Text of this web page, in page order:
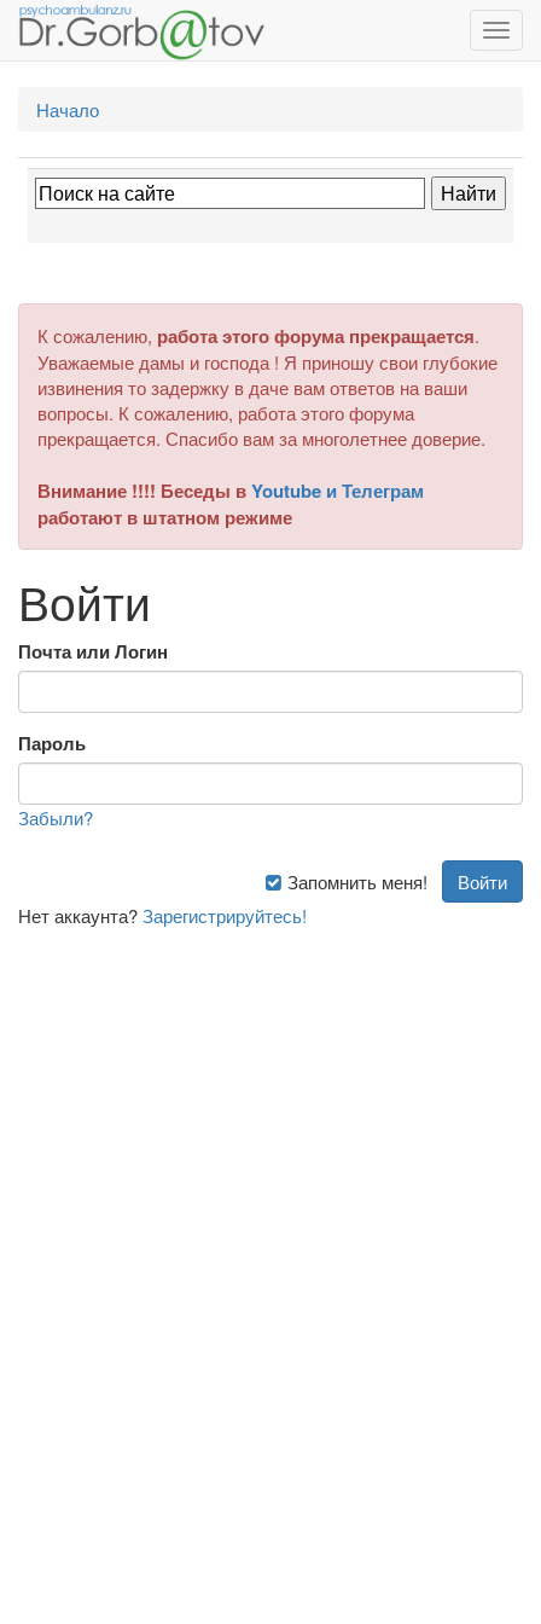
Начало
К сожалению, работа этого форума прекращается.
Уважаемые дамы и господа ! Я приношу свои глубокие
извинения то задержку в даче вам ответов на ваши
вопросы. К сожалению, работа этого форума
прекращается. Спасибо вам за многолетнее доверие.
Внимание !!!! Беседы вYoutube и Телеграм
работают в штатном режиме
Войти
Почта или Логин
Пароль
Забыли?
Запомнить меня!
Нет аккаунта?Зарегистрируйтесь!